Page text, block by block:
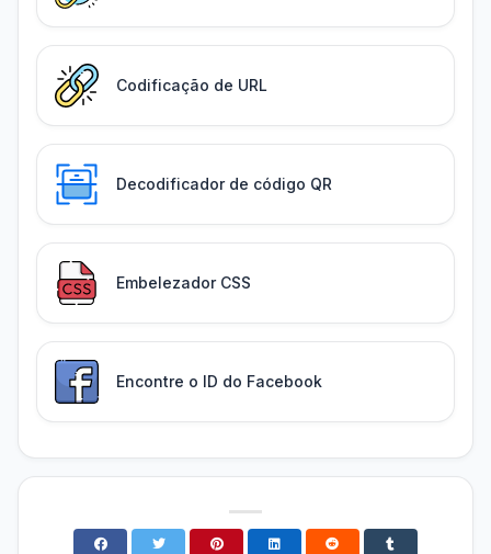
Codificação de URL
Decodificador de código QR
Embelezador CSS
Encontre o ID do Facebook